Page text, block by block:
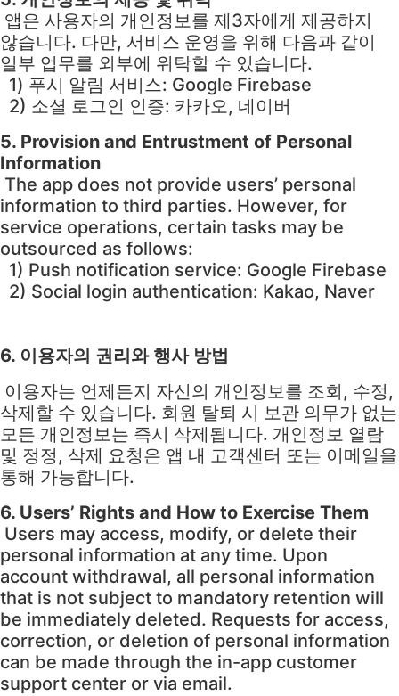
앱은 사용자의 개인정보를 제3자에게 제공하지
않습니다. 다만, 서비스 운영을 위해 다음과 같이
일부 업무를 외부에 위탁할 수 있습니다.
1) 푸시 알림 서비스: Google Firebase
2) 소셜 로그인 인증: 카카오, 네이버
5. Provision and Entrustment of Personal
Information
The app does not provide users’ personal
information to third parties. However, for
service operations, certain tasks may be
outsourced as follows:
1) Push notification service: Google Firebase
2) Social login authentication: Kakao, Naver
6. 이용자의 권리와 행사 방법
이용자는 언제든지 자신의 개인정보를 조회, 수정,
삭제할 수 있습니다. 회원 탈퇴 시 보관 의무가 없는
모든 개인정보는 즉시 삭제됩니다. 개인정보 열람
및 정정, 삭제 요청은 앱 내 고객센터 또는 이메일을
통해 가능합니다.
6. Users’ Rights and How to Exercise Them
Users may access, modify, or delete their
personal information at any time. Upon
account withdrawal, all personal information
that is not subject to mandatory retention will
be immediately deleted. Requests for access,
correction, or deletion of personal information
can be made through the in-app customer
support center or via email.